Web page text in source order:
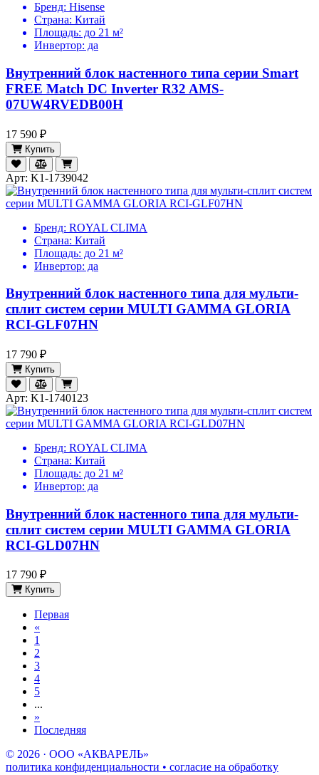
Бренд: Hisense
Страна: Китай
Площадь: до 21 м²
Инвертор: да
Внутренний блок настенного типа серии Smart
FREE Match DC Inverter R32 AMS-
07UW4RVEDB00H
17 590 ₽
Купить
Арт: K1-1739042
Бренд: ROYAL CLIMA
Страна: Китай
Площадь: до 21 м²
Инвертор: да
Внутренний блок настенного типа для мульти-
сплит систем серии MULTI GAMMA GLORIA
RCI-GLF07HN
17 790 ₽
Купить
Арт: K1-1740123
Бренд: ROYAL CLIMA
Страна: Китай
Площадь: до 21 м²
Инвертор: да
Внутренний блок настенного типа для мульти-
сплит систем серии MULTI GAMMA GLORIA
RCI-GLD07HN
17 790 ₽
Купить
Первая
«
1
2
3
4
5
...
»
Последняя
© 2026 · ООО «АКВАРЕЛЬ»
политика конфиденциальности • согласие на обработку